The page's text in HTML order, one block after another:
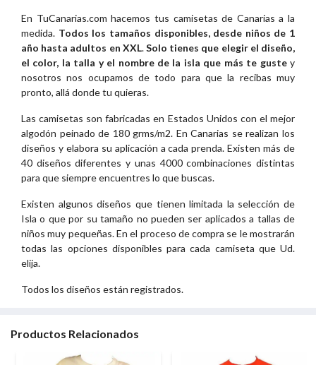
En TuCanarias.com hacemos tus camisetas de Canarias a la
medida. Todos los tamaños disponibles, desde niños de 1
año hasta adultos en XXL.Solo tienes que elegir el diseño,
el color, la talla y el nombre de la isla que más te gustey
nosotros nos ocupamos de todo para que la recibas muy
pronto, allá donde tu quieras.
Las camisetas son fabricadas en Estados Unidos con el mejor
algodón peinado de 180 grms/m2. En Canarias se realizan los
diseños y elabora su aplicación a cada prenda. Existen más de
40 diseños diferentes y unas 4000 combinaciones distintas
para que siempre encuentres lo que buscas.
Existen algunos diseños que tienen limitada la selección de
Isla o que por su tamaño no pueden ser aplicados a tallas de
niños muy pequeñas. En el proceso de compra se le mostrarán
todas las opciones disponibles para cada camiseta que Ud.
elija.
Todos los diseños están registrados.
Productos Relacionados